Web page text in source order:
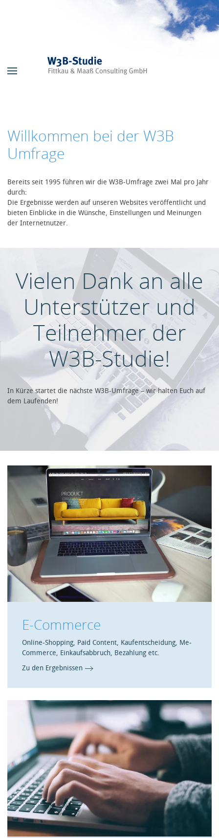
Willkommen bei der W3B
Umfrage
Bereits seit 1995 führen wir die W3B-Umfrage zwei Mal pro Jahr
durch:
Die Ergebnisse werden auf unseren Websites veröffentlicht und
bieten Einblicke in die Wünsche, Einstellungen und Meinungen
der Internetnutzer.
Vielen Dank an alle
Unterstützer und
Teilnehmer der
W3B-Studie!
In Kürze startet die nächste W3B-Umfrage – wir halten Euch auf
dem Laufenden!
E-Commerce
Online-Shopping, Paid Content, Kaufentscheidung, Me-
Commerce, Einkaufsabbruch, Bezahlung etc.
Zu den Ergebnissen